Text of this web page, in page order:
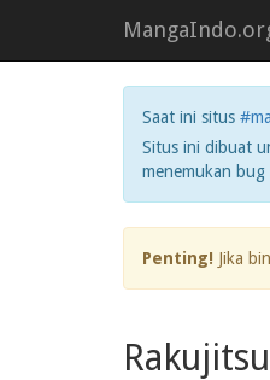
Saat ini situs
Situs ini dibuat
menemukan
Penting! Jika